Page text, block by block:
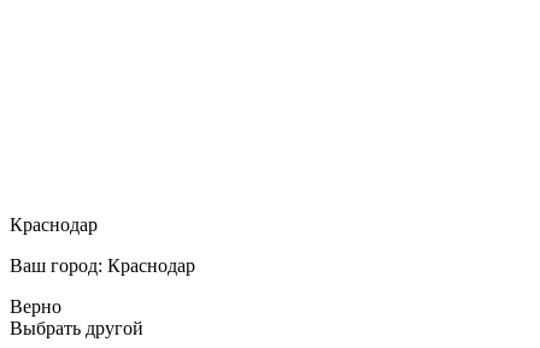
Краснодар
Ваш город: Краснодар
Верно
Выбрать другой